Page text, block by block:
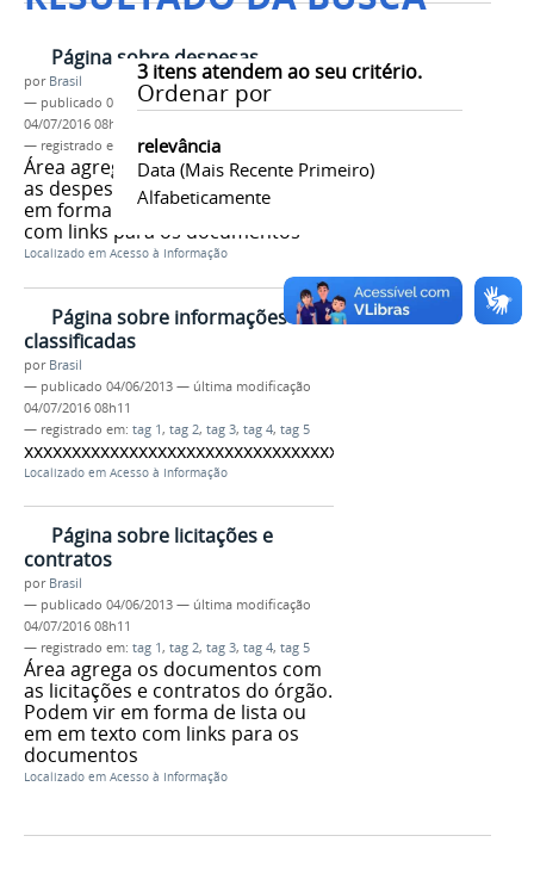
3itens atendem ao seu critério.
Ordenar por
relevância
Data (mais Recente Primeiro)
Alfabeticamente
Página sobre despesas
por Brasil
— publicado 04/06/2013 —última modificação
04/07/2016 08h11
— registrado em:
tag 1,tag 2,tag 3
Área agrega os documentos com
as despesas do órgão. Podem vir
em forma de lista ou em em texto
com links para os documentos
Localizado em Acesso à Informação
Página sobre informações
classificadas
por Brasil
— publicado 04/06/2013 — última modificação
04/07/2016 08h11
— registrado em: tag 1, tag 2, tag 3, tag 4, tag 5
xxxxxxxxxxxxxxxxxxxxxxxxxxxxxxxxxxxx
Localizado em Acesso à Informação
Página sobre licitações e
contratos
por Brasil
— publicado 04/06/2013 — última modificação
04/07/2016 08h11
— registrado em: tag 1, tag 2, tag 3, tag 4, tag 5
Área agrega os documentos com
as licitações e contratos do órgão.
Podem vir em forma de lista ou
em em texto com links para os
documentos
Localizado em Acesso à Informação